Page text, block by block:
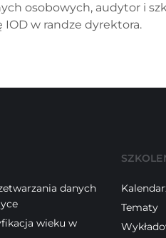
osobowych, audytor i
IOD w randze dyrektora.
danych
wieku w
Tematy